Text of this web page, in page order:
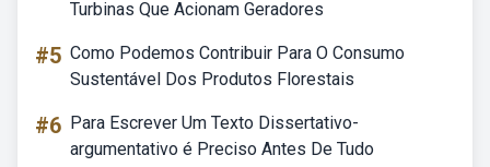
Turbinas Que Acionam Geradores
#5 Como Podemos Contribuir Para O Consumo
Sustentável Dos Produtos Florestais
#6 Para Escrever Um Texto Dissertativo-
argumentativo é Preciso Antes De Tudo